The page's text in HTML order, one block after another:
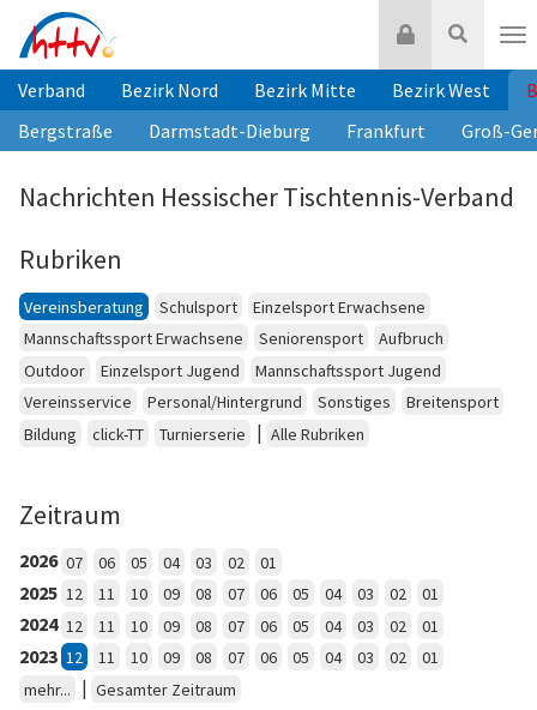
Inhalt
springen
Suche
Login
Verband Bezirk Nord Bezirk Mitte Bezirk West
Bergstraße
Darmstadt-Dieburg Frankfurt Groß-
Nachrichten Hessischer Tischtennis-Verband
Rubriken
Vereinsberatung Schulsport
Einzelsport Erwachsene
Mannschaftssport Erwachsene
Seniorensport
Aufbruch
Outdoor
Einzelsport Jugend
Mannschaftssport Jugend
Vereinsservice
Personal/Hintergrund Sonstiges
Breitensport
Bildung
click-TT Turnierserie | Alle Rubriken
Zeitraum
2026 07 06 05 04 03 02 01
2025 12 11 10 09 08 07 06 05 04 03 02 01
2024 12 11 10 09 08 07 06 05 04 03 02 01
2023 12 11 10 09 08 07 06 05 04 03 02
01
mehr...
| Gesamter Zeitraum